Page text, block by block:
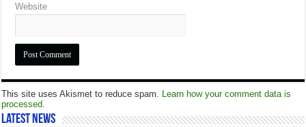
Website
This site uses Akismet to reduce spam. Learn how your comment data is
processed.
Latest News